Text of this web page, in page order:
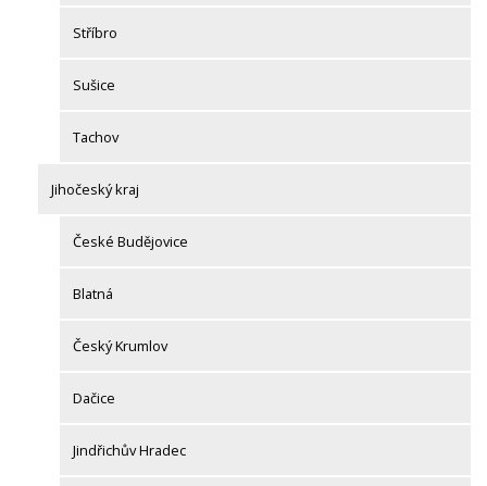
Stříbro
Sušice
Tachov
Jihočeský kraj
České Budějovice
Blatná
Český Krumlov
Dačice
Jindřichův Hradec